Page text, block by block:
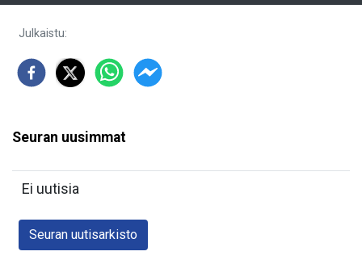
Julkaistu:
Seuran uusimmat
Ei uutisia
Seuran uutisarkisto